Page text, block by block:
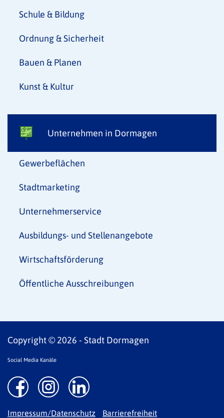
Schule & Bildung
Ordnung & Sicherheit
Bauen & Planen
Kunst & Kultur
Unternehmen in Dormagen
Gewerbeflächen
Stadtmarketing
Unternehmerservice
Ausbildungs- und Stellenangebote
Wirtschaftsförderung
Öffentliche Ausschreibungen
Copyright © 2026 - Stadt Dormagen
Social Media Kanäle
Impressum/Datenschutz Barrierefreiheit